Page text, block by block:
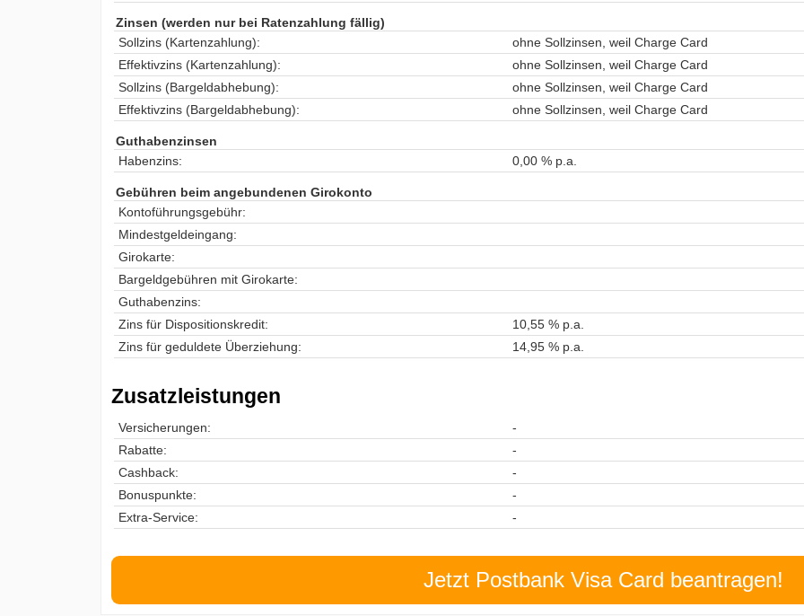
Zinsen (werden nur bei Ratenzahlung fällig)
Sollzins (Kartenzahlung):
ohne Sollzinsen, weil Charge Card
Effektivzins (Kartenzahlung):
ohne Sollzinsen, weil Charge Card
Sollzins (Bargeldabhebung):
ohne Sollzinsen, weil Charge Card
Effektivzins (Bargeldabhebung):
ohne Sollzinsen, weil Charge Card
Guthabenzinsen
Habenzins:
0,00 % p.a.
Gebühren beim angebundenen Girokonto
Kontoführungsgebühr:
Mindestgeldeingang:
Girokarte:
Bargeldgebühren mit Girokarte:
Guthabenzins:
Zins für Dispositionskredit:
10,55 % p.a.
Zins für geduldete Überziehung:
14,95 % p.a.
Zusatzleistungen
Versicherungen:
-
Rabatte:
-
Cashback:
-
Bonuspunkte:
-
Extra-Service:
-
Jetzt Postbank Visa Card beantragen!